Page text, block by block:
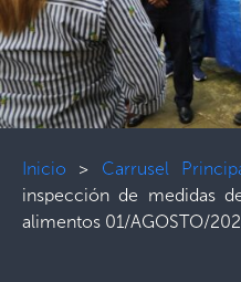
Inicio > Carrusel
inspección de medidas
alimentos 01/AGOSTO/